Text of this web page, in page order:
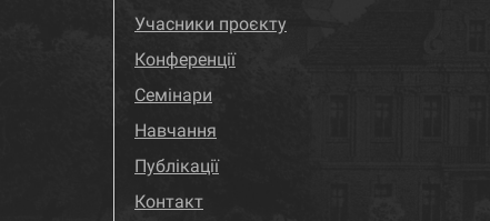
Учасники проєкту
Конференції
Семінари
Навчання
Публікації
Контакт